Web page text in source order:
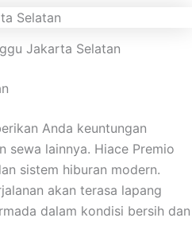
Jakarta Selatan
Anda keuntungan
sewa lainnya. Hiace Premio
sistem hiburan modern.
akan terasa lapang
dalam kondisi bersih dan